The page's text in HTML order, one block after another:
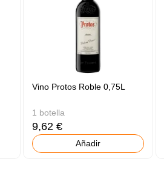
Vino Protos Roble 0,75L
1 botella
9,62 €
Añadir